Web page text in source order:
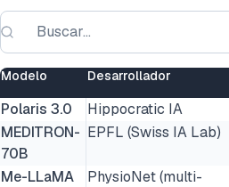
Modelo Desarrollador
Polaris 3.0 Hippocratic IA
MEDITRON-
70B
EPFL (Swiss IA Lab)
Me-LLaMA
PhysioNet (multi-